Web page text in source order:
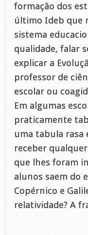
formação dos
último Ideb que
sistema
qualidade, falar
explicar a
professor de
escolar ou
Em algumas
praticamente
uma tabula rasa
receber
que lhes foram
alunos saem do
Copérnico e
relatividade? A